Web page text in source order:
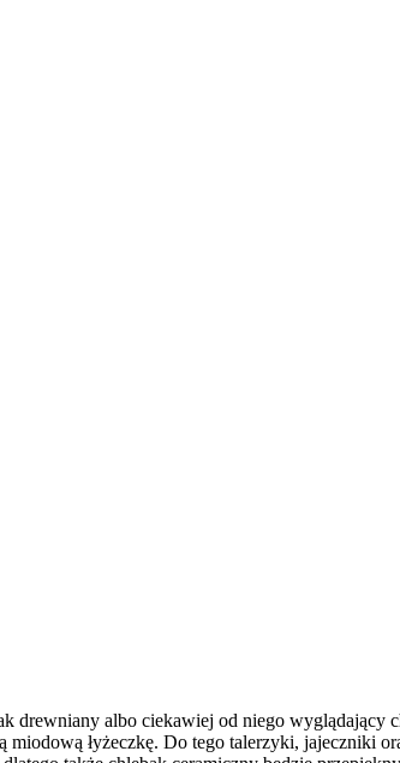
drewniany albo ciekawiej od niego wyglądający
łyżeczkę. Do tego talerzyki, jajeczniki